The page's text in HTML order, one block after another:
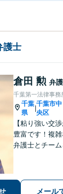
護士
倉田 勲 弁
千葉第一法律事務
千葉
県
千葉市中
央区
【粘り強い交
豊富です！複
弁護士とチーム
気軽にご相談
メール